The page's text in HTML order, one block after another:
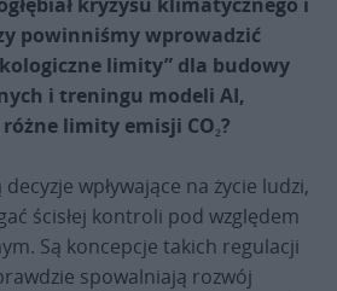
powinniśmy wprowadzić
limity” dla budowy
i treningu modeli AI,
limity emisji CO₂?
wpływające na życie ludzi,
ścisłej kontroli pod względem
Są koncepcje takich regulacji
spowalniają rozwój